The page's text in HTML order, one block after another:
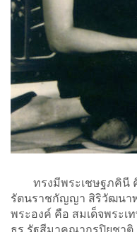
ทรงมีพระเชษฐภคินี
รัตนราชกัญญา สิริวัฒนา
พระองค์ คือ สมเด็จพระเ